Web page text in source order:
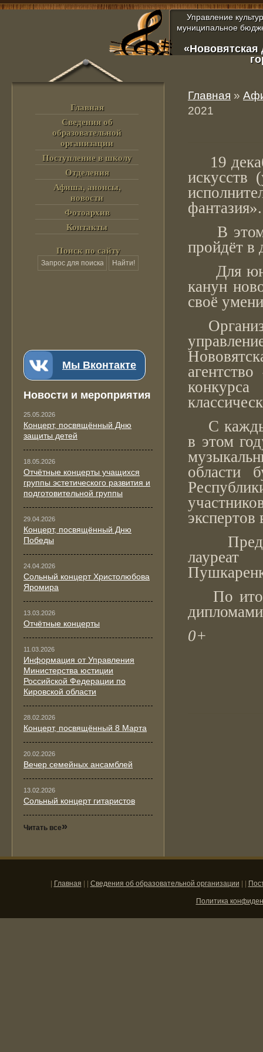
Главная
Сведения об
образовательной
организации
Поступление в школу
Отделения
Афиша, анонсы,
новости
Фотоархив
Контакты
Поиск по сайту
Мы Вконтакте
Новости и мероприятия
25.05.2026
Концерт, посвящённый Дню
защиты детей
18.05.2026
Отчётные концерты учащихся
группы эстетического развития и
подготовительной группы
29.04.2026
Концерт, посвящённый Дню
Победы
24.04.2026
Сольный концерт Христолюбова
Яромира
13.03.2026
Отчётные концерты
11.03.2026
Информация от Управления
Министерства юстиции
Российской Федерации по
Кировской области
28.02.2026
Концерт, посвящённый 8 Марта
20.02.2026
Вечер семейных ансамблей
13.02.2026
Сольный концерт гитаристов
Читать все»
Управление
муниципальное
«Нововятская
Главная »
2021
19
искусств
фантазия».
В этом
пройдёт в
Для
канун
своё
С
в этом
области
лауреат
По
0+
Главная Сведения об образовательной организации
Политика